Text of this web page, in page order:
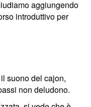
aggiungendo
introduttivo per
suono del cajon,
non deludono.